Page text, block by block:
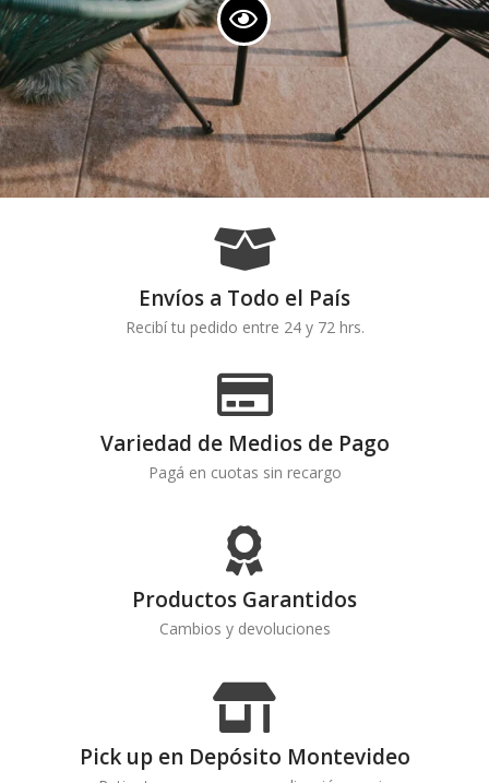
Envíos a Todo el País
Recibí tu pedido entre 24 y 72 hrs.
Variedad de Medios de Pago
Pagá en cuotas sin recargo
Productos Garantidos
Cambios y devoluciones
Pick up en Depósito Montevideo